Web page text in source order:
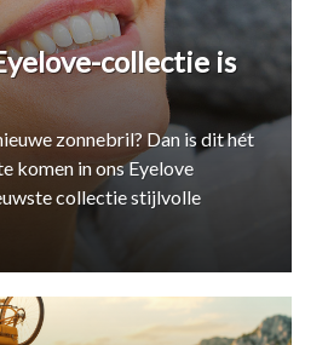
collectie is
zonnebril? Dan is dit hét
komen in ons Eyelove
collectie stijlvolle